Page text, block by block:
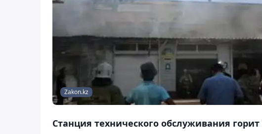
Zakon.kz
Станция технического обслуживания